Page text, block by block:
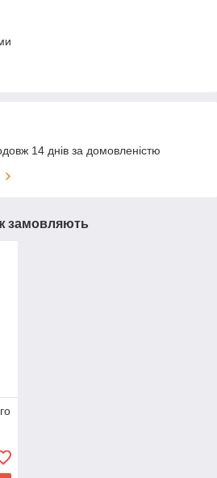
14 днів за домовленістю
замовляють